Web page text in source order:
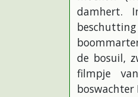
damhert.
de bosuil,
filmpje
boswachter